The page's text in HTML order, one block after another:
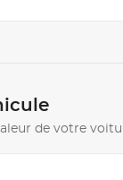
de votre